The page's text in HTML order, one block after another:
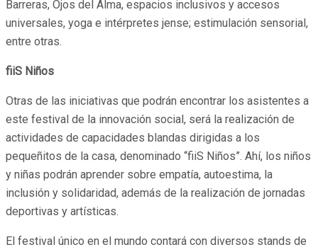
Barreras, Ojos del Alma, espacios inclusivos y accesos
universales, yoga e intérpretes jense; estimulación sensorial,
entre otras.
fiiS Niños
Otras de las iniciativas que podrán encontrar los asistentes a
este festival de la innovación social, será la realización de
actividades de capacidades blandas dirigidas a los
pequeñitos de la casa, denominado “fiiS Niños”. Ahí, los niños
y niñas podrán aprender sobre empatía, autoestima, la
inclusión y solidaridad, además de la realización de jornadas
deportivas y artísticas.
El festival único en el mundo contará con diversos stands de